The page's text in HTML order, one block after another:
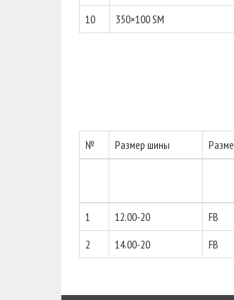
10
350×100 SM
№ Размер шины
1
12.00-20 FB
2
14.00-20 FB